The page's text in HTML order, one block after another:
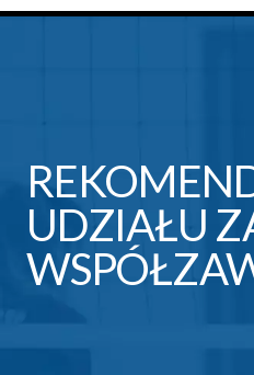
UDZIAŁU